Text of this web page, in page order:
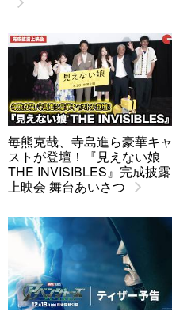
毎熊克哉、寺島進ら豪華キャ
ストが登壇！『見えない娘
THE INVISIBLES』完成披露
上映会 舞台あいさつ